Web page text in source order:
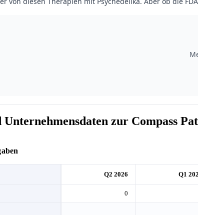
zur Compass
Q2 2026 Q1
0